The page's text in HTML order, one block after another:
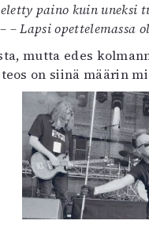
eletty paino kuin
– – Lapsi
mutta edes
on siinä määrin